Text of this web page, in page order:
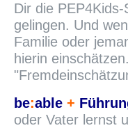
Dir die
gelingen. Und
Familie oder
hierin
be:able +
oder Vater lernst